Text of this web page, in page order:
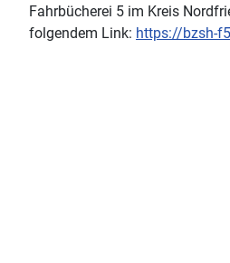
Fahrbücherei 5 im Kreis
folgendem Link: https://bzsh-